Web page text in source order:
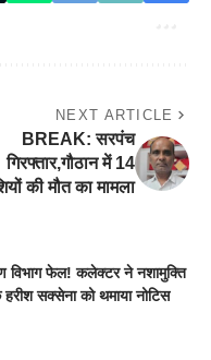
NEXT ARTICLE
BREAK: सरपंच
गिरफ्तार,गौठान में 14
की मौत का मामला
विभाग फेल! कलेक्टर ने नशामुक्ति
सक्सेना को थमाया नोटिस